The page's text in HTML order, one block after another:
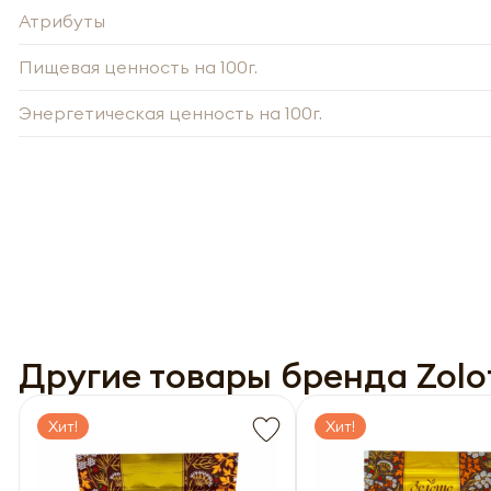
Атрибуты
Пищевая ценность на 100г.
Энергетическая ценность на 100г.
Другие товары бренда
Хит! Хит!